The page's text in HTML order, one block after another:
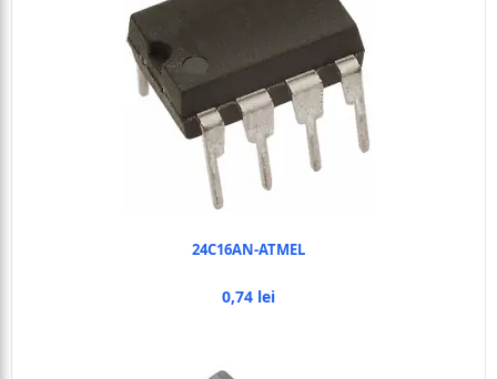
24C16AN-ATMEL
0,74 lei